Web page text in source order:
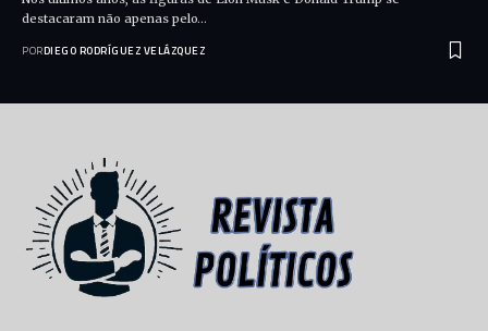
destacaram não apenas pelo…
PORDIEGO RODRÍGUEZ VELÁZQUEZ